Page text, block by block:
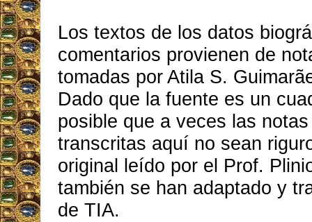
Los textos de los datos
comentarios provienen de
tomadas por Atila S.
Dado que la fuente es un
posible que a veces las
transcritas aquí no sean
original leído por el Prof.
también se han adaptado y
de TIA.